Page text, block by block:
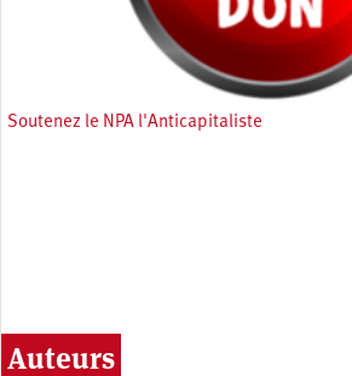
Soutenez le NPA l'Anticapitaliste
Auteurs